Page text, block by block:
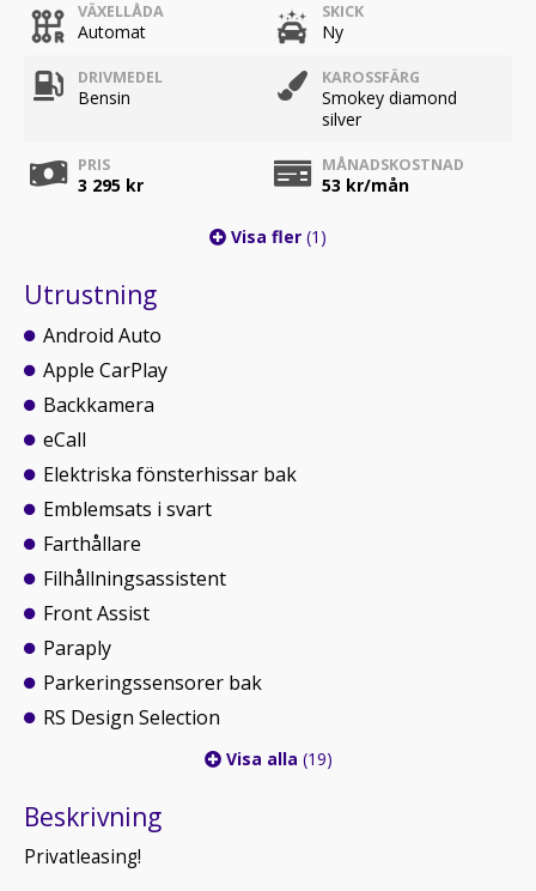
VÄXELLÅDA
Automat
SKICK
Ny
DRIVMEDEL
Bensin
KAROSSFÄRG
Smokey diamond
silver
PRIS
3 295 kr
MÅNADSKOSTNAD
53 kr/mån
Visa fler (1)
Utrustning
Android Auto
Apple CarPlay
Backkamera
eCall
Elektriska fönsterhissar bak
Emblemsats i svart
Farthållare
Filhållningsassistent
Front Assist
Paraply
Parkeringssensorer bak
RS Design Selection
Visa alla (19)
Beskrivning
Privatleasing!